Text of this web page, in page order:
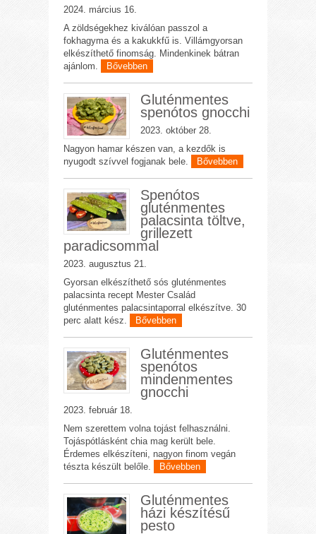
2024. március 16.
A zöldségekhez kiválóan passzol a
fokhagyma és a kakukkfű is. Villámgyorsan
elkészíthető finomság. Mindenkinek bátran
ajánlom.
Bővebben
Gluténmentes
spenótos gnocchi
2023. október 28.
Nagyon hamar készen van, a kezdők is
nyugodt szívvel fogjanak bele.
Bővebben
Spenótos
gluténmentes
palacsinta töltve,
grillezett
paradicsommal
2023. augusztus 21.
Gyorsan elkészíthető sós gluténmentes
palacsinta recept Mester Család
gluténmentes palacsintaporral elkészítve. 30
perc alatt kész.
Bővebben
Gluténmentes
spenótos
mindenmentes
gnocchi
2023. február 18.
Nem szerettem volna tojást felhasználni.
Tojáspótlásként chia mag került bele.
Érdemes elkészíteni, nagyon finom vegán
tészta készült belőle.
Bővebben
Gluténmentes
házi készítésű
pesto